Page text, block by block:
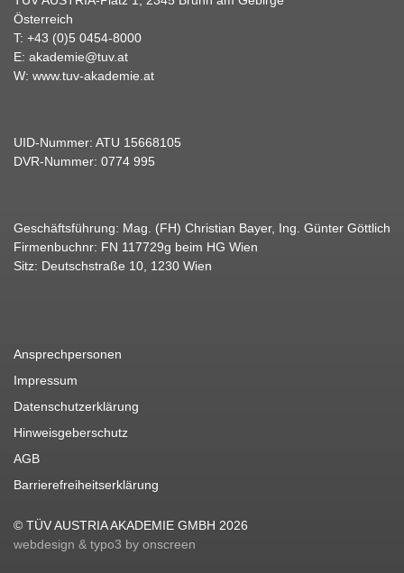
Österreich
T: +43 (0)5 0454-8000
E: akademie@tuv.at
W: www.tuv-akademie.at
UID-Nummer: ATU 15668105
DVR-Nummer: 0774 995
Geschäftsführung: Mag. (FH) Christian Bayer, Ing. Günter Göttlich
Firmenbuchnr: FN 117729g beim HG Wien
Sitz: Deutschstraße 10, 1230 Wien
Ansprechpersonen
Impressum
Datenschutzerklärung
Hinweisgeberschutz
AGB
Barrierefreiheitserklärung
© TÜV AUSTRIA AKADEMIE GMBH 2026
webdesign & typo3 by onscreen